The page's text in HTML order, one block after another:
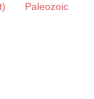
Paleozoic